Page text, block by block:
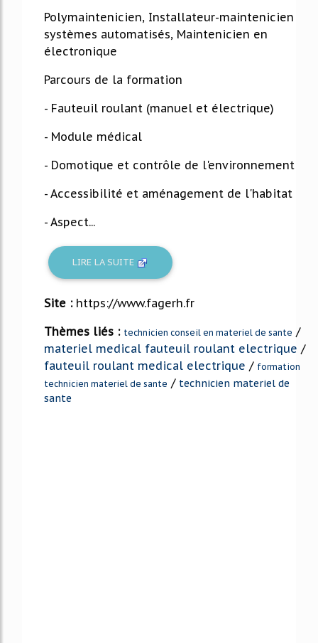
Polymaintenicien, Installateur-maintenicien
systèmes automatisés, Maintenicien en
électronique
Parcours de la formation
- Fauteuil roulant (manuel et électrique)
- Module médical
- Domotique et contrôle de l'environnement
- Accessibilité et aménagement de l'habitat
- Aspect...
LIRE LA SUITE
Site : https://www.fagerh.fr
Thèmes liés : technicien conseil en materiel de sante /
materiel medical fauteuil roulant electrique /
fauteuil roulant medical electrique / formation
technicien materiel de sante / technicien materiel de
sante